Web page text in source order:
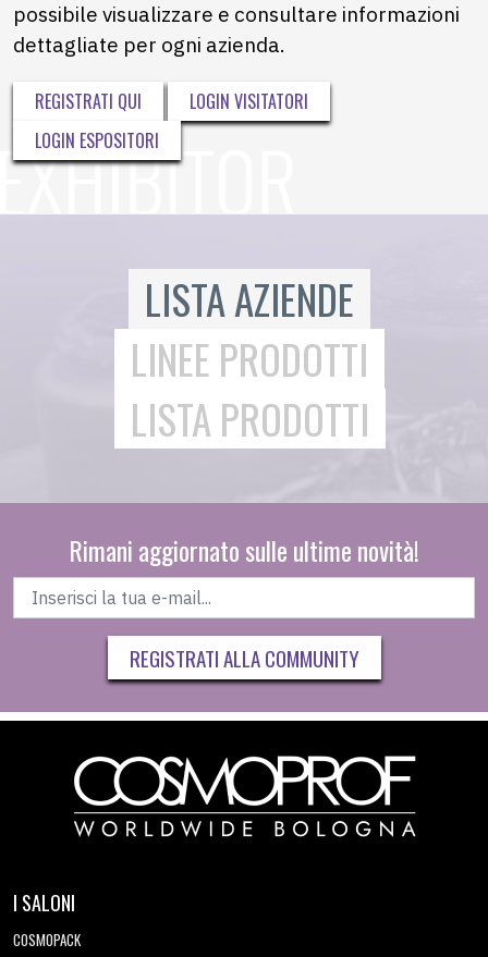
possibile visualizzare e consultare informazioni
dettagliate per ogni azienda.
REGISTRATI QUI
LOGIN VISITATORI
LOGIN ESPOSITORI
LISTA AZIENDE
LINEE PRODOTTI
LISTA PRODOTTI
Rimani aggiornato sulle ultime novità!
REGISTRATI ALLA COMMUNITY
I SALONI
COSMOPACK